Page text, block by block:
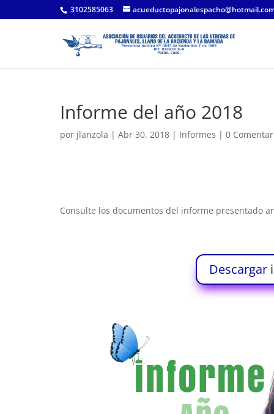
3102585063
Informe del año 2018
por jlanzola | Abr 30, 2018 | Informes | 0
Consulte los documentos del informe presentado
Descargar